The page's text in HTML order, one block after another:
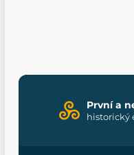
První a
historický